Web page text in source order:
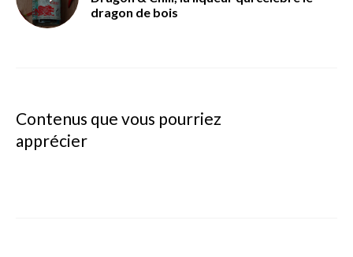
dragon de bois
Contenus que vous pourriez
apprécier